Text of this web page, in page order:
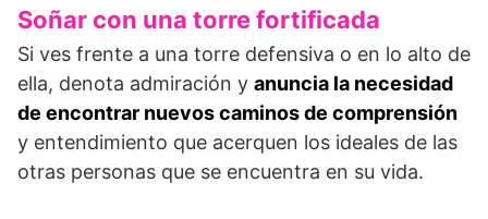
Soñar con una torre fortificada
Si ves frente a una torre defensiva o en lo alto de
ella, denota admiración y anuncia la necesidad
de encontrar nuevos caminos de comprensión
y entendimiento que acerquen los ideales de las
otras personas que se encuentra en su vida.